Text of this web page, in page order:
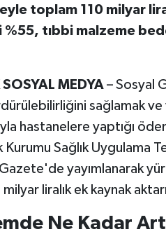
toplam 110 milyar
%55, tıbbi malzeme
MEDYA– Sosyal
sağlamak
hastanelere yaptığı
Sağlık Uygulama
yayımlanarak
liralık ek kaynak
Ne Kadar